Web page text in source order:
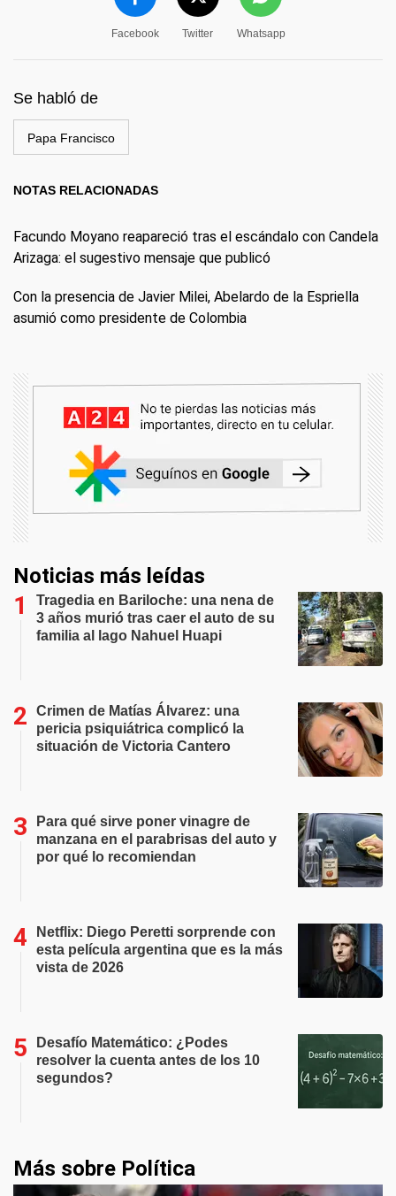
Facebook Twitter Whatsapp
Se habló de
Papa Francisco
NOTAS RELACIONADAS
Facundo Moyano reapareció tras el escándalo con Candela
Arizaga: el sugestivo mensaje que publicó
Con la presencia de Javier Milei, Abelardo de la Espriella
asumió como presidente de Colombia
Noticias más leídas
Tragedia en Bariloche: una nena de
3 años murió tras caer el auto de su
familia al lago Nahuel Huapi
Crimen de Matías Álvarez: una
pericia psiquiátrica complicó la
situación de Victoria Cantero
Para qué sirve poner vinagre de
manzana en el parabrisas del auto y
por qué lo recomiendan
Netflix: Diego Peretti sorprende con
esta película argentina que es la más
vista de 2026
Desafío Matemático: ¿Podes
resolver la cuenta antes de los 10
segundos?
Más sobre Política